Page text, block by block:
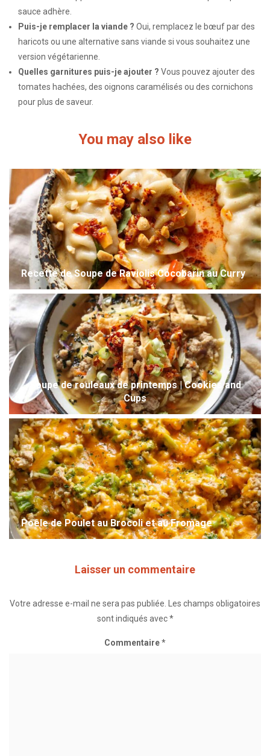
sauce adhère.
Puis-je remplacer la viande ? Oui, remplacez le bœuf par des
haricots ou une alternative sans viande si vous souhaitez une
version végétarienne.
Quelles garnitures puis-je ajouter ? Vous pouvez ajouter des
tomates hachées, des oignons caramélisés ou des cornichons
pour plus de saveur.
You may also like
Recette de Soupe de Raviolis Cocobarin au Curry
Soupe de rouleaux de printemps | Cookies and
Cups
Poêle de Poulet au Brocoli et au Fromage
Laisser un commentaire
Votre adresse e-mail ne sera pas publiée. Les champs obligatoires
sont indiqués avec*
Commentaire*